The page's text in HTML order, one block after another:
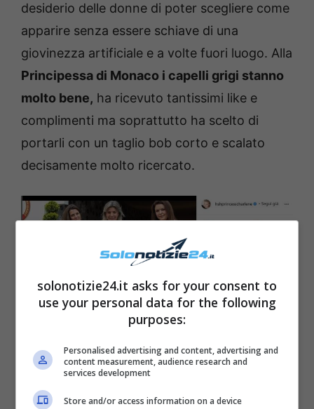
desiderio delle donne di poter scegliere come
apparire senza essere schiave di una
giovinezza artificiale e a volte fuori luogo. Alla
Principessa di Monaco i capelli grigi stanno
molto bene, ha ricevuto tantissimi like e
complimenti ma soprattutto ha scelto di
portarli con un taglio bob corto e scalato
decisamente molto ricercato.
solonotizie24.it asks for your consent to
use your personal data for the following
purposes:
Personalised advertising and content, advertising and
content measurement, audience research and
services development
Store and/or access information on a device